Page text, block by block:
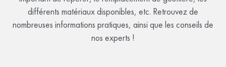
différents matériaux disponibles, etc. Retrouvez de
nombreuses informations pratiques, ainsi que les conseils de
nos experts !